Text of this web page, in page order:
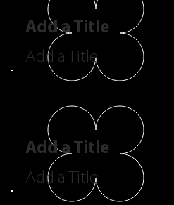
Add a Title
Add a Title
Add a Title
Add a Title